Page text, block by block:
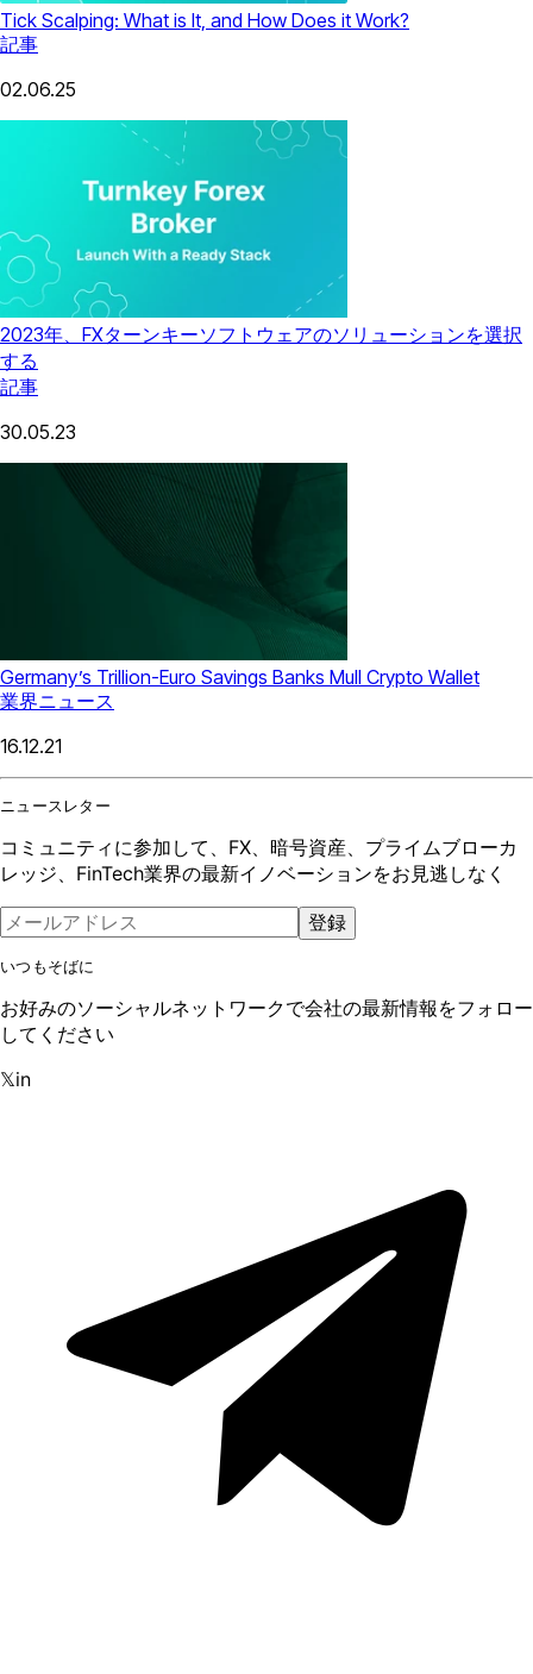
Tick Scalping: What is It, and How Does it Work?
記事
02.06.25
2023年、FXターンキーソフトウェアのソリューションを選択
する
記事
30.05.23
Germany’s Trillion-Euro Savings Banks Mull Crypto Wallet
業界ニュース
16.12.21
ニュースレター
コミュニティに参加して、FX、暗号資産、プライムブローカ
レッジ、FinTech業界の最新イノベーションをお見逃しなく
登録
いつもそばに
お好みのソーシャルネットワークで会社の最新情報をフォロー
してください
𝕏in